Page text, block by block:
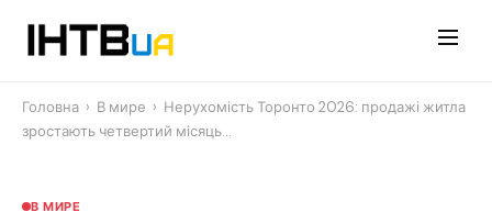
Головна › В мире › Нерухомість Торонто 2026: продажі житла
зростають четвертий місяць…
В МИРЕ